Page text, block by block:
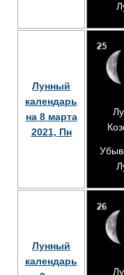
Лунный
календарь
на 8 марта
2021, Пн
Лунный
календарь